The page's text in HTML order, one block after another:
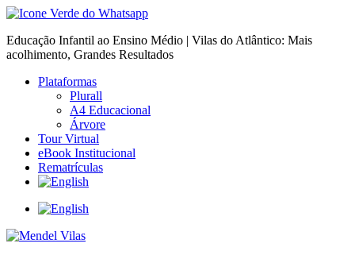
Educação Infantil ao Ensino Médio | Vilas do Atlântico: Mais
acolhimento, Grandes Resultados
Plataformas
Plurall
A4 Educacional
Árvore
Tour Virtual
eBook Institucional
Rematrículas